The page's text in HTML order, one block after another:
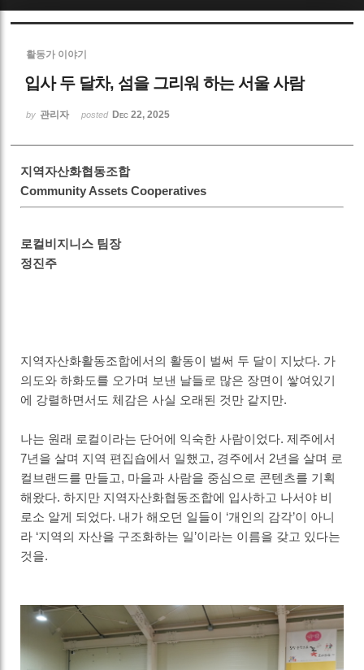
활동가 이야기
입사 두 달차, 섬을 그리워 하는 서울 사람
by 관리자 posted Dec 22, 2025
지역자산화협동조합
Community Assets Cooperatives
로컬비지니스 팀장
정진주
지역자산화활동조합에서의 활동이 벌써 두 달이 지났다. 가
의도와 하화도를 오가며 보낸 날들로 많은 장면이 쌓여있기
에 강렬하면서도 체감은 사실 오래된 것만 같지만.
나는 원래 로컬이라는 단어에 익숙한 사람이었다. 제주에서
7년을 살며 지역 편집숍에서 일했고, 경주에서 2년을 살며 로
컬브랜드를 만들고, 마을과 사람을 중심으로 콘텐츠를 기획
해왔다. 하지만 지역자산화협동조합에 입사하고 나서야 비
로소 알게 되었다. 내가 해오던 일들이 ‘개인의 감각’이 아니
라 ‘지역의 자산을 구조화하는 일’이라는 이름을 갖고 있다는
것을.
Sketchbook5, 스케치북5
Sketchbook5, 스케치북5